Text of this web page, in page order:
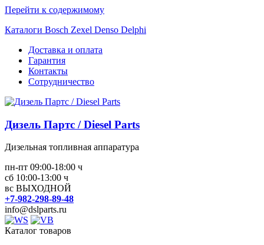
Перейти к содержимому
Каталоги Bosch Zexel Denso Delphi
Доставка и оплата
Гарантия
Контакты
Сотрудничество
Дизель Партс / Diesel Parts
Дизельная топливная аппаратура
пн-пт 09:00-18:00 ч
сб 10:00-13:00 ч
вс ВЫХОДНОЙ
+7-982-298-89-48
info@dslparts.ru
Каталог товаров